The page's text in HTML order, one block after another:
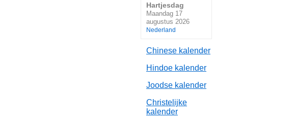
Hartjesdag
Maandag 17
augustus 2026
Nederland
Chinese kalender
Hindoe kalender
Joodse kalender
Christelijke
kalender